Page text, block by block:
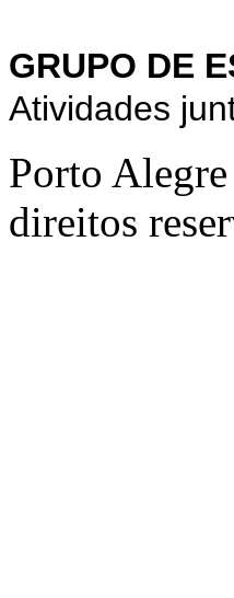
GRUPO DE
Atividades
Porto
direitos